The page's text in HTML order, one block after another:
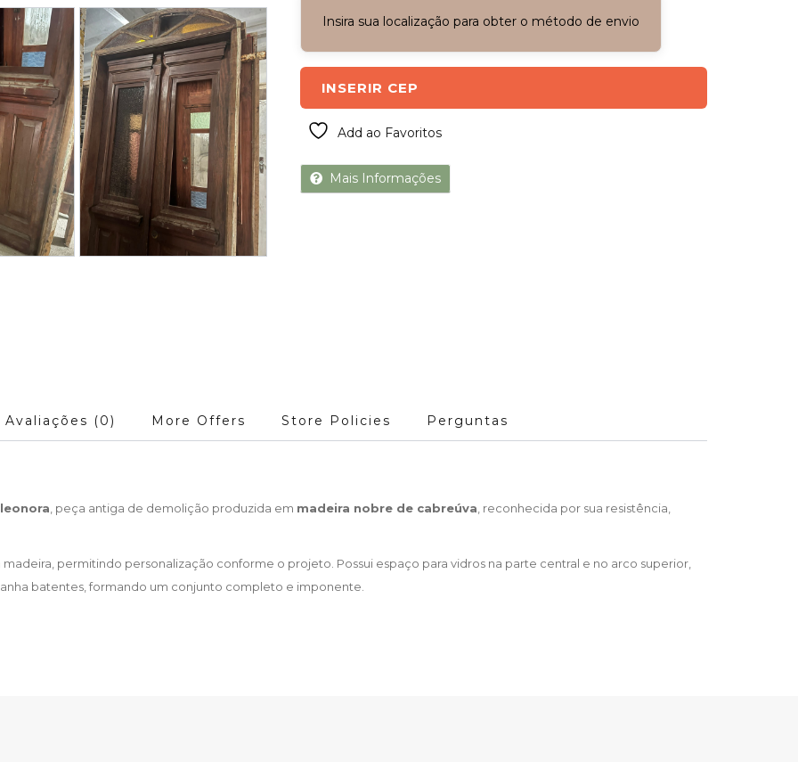
Insira sua localização para obter o método de envio
INSERIR CEP
Add ao Favoritos
Mais Informações
Avaliações (0) More Offers Store Policies Perguntas
, peça antiga de demolição produzida em madeira nobre de cabreúva, reconhecida por sua resistência,
permitindo personalização conforme o projeto. Possui espaço para vidros na parte central e no arco superior,
batentes, formando um conjunto completo e imponente.